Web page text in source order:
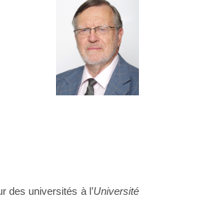
des universités à l’Université